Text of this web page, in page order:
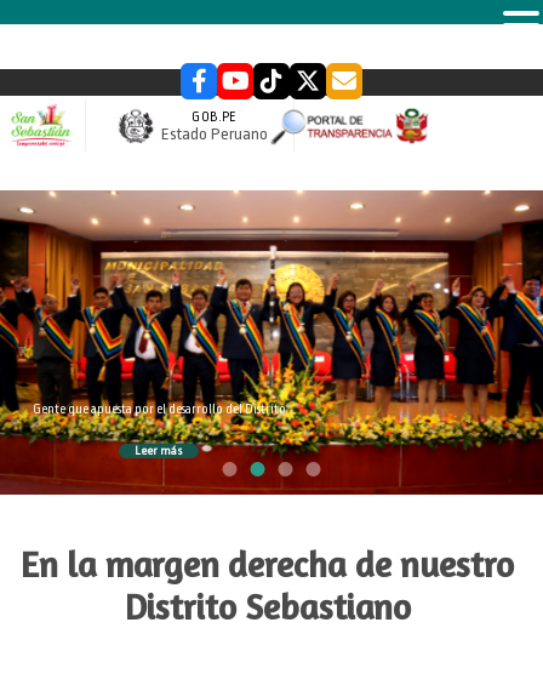
GOB.PE
Estado Peruano
slider
Gente que apuesta por el desarrollo del Distrito
Leer más
En la margen derecha de nuestro
Distrito Sebastiano